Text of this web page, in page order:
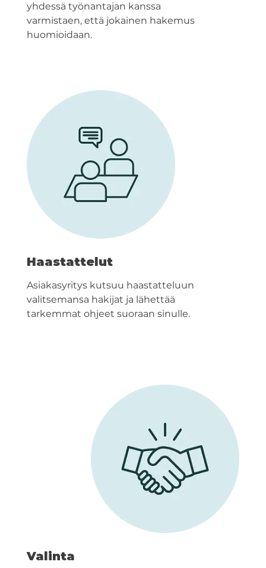
yhdessä työnantajan kanssa
varmistaen, että jokainen hakemus
huomioidaan.
Haastattelut
Asiakasyritys kutsuu haastatteluun
valitsemansa hakijat ja lähettää
tarkemmat ohjeet suoraan sinulle.
Valinta